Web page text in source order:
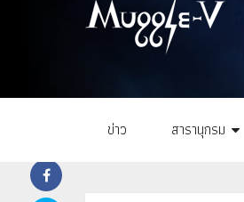
ข่าว สารานุกรม